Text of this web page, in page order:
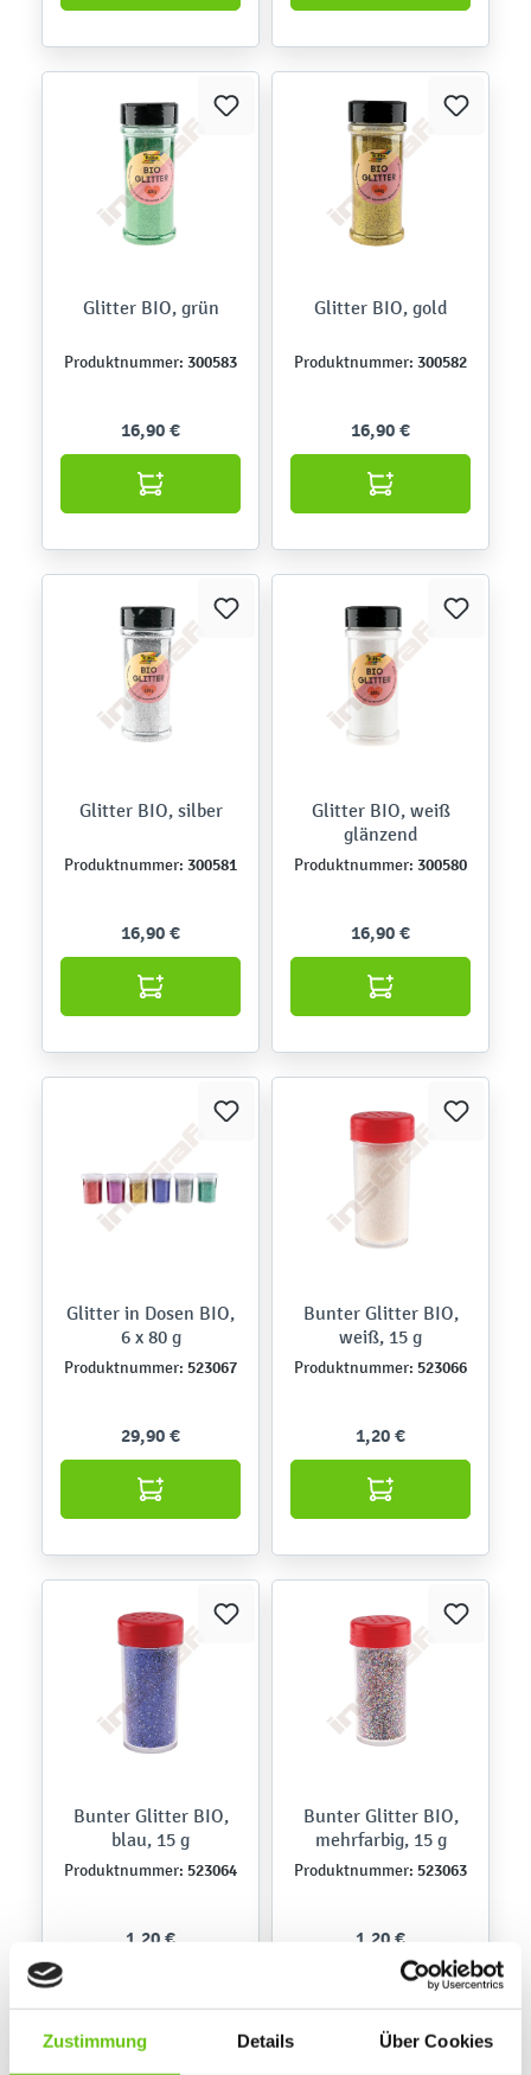
Zustimmung Details Über Cookies
Glitter BIO, grün
Produktnummer: 300583
16,90 €
Glitter BIO, gold
Produktnummer: 300582
16,90 €
Glitter BIO, silber
Produktnummer: 300581
16,90 €
Glitter BIO, weiß
glänzend
Produktnummer: 300580
16,90 €
Glitter in Dosen BIO,
6 x 80 g
Produktnummer: 523067
29,90 €
Bunter Glitter BIO,
weiß, 15 g
Produktnummer: 523066
1,20 €
Bunter Glitter BIO,
blau, 15 g
Produktnummer: 523064
1,20 €
Bunter Glitter BIO,
mehrfarbig, 15 g
Produktnummer: 523063
1,20 €